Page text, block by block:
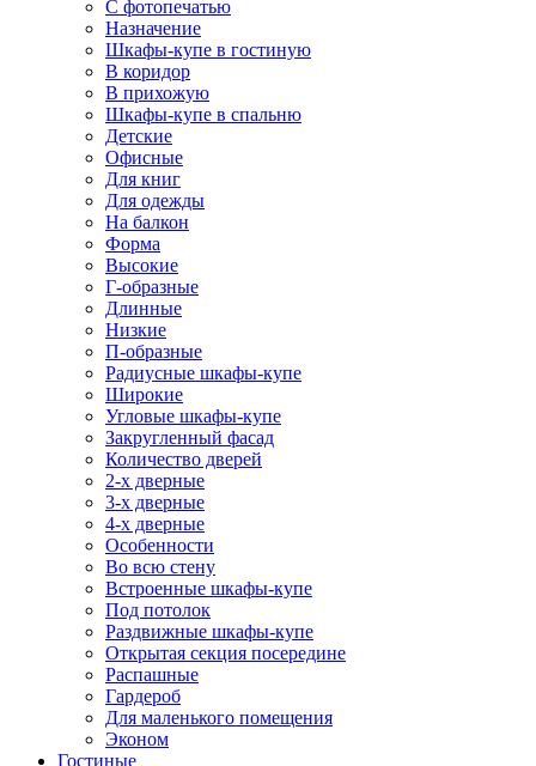
С фотопечатью
Назначение
Шкафы-купе в гостиную
В коридор
В прихожую
Шкафы-купе в спальню
Детские
Офисные
Для книг
Для одежды
На балкон
Форма
Высокие
Г-образные
Длинные
Низкие
П-образные
Радиусные шкафы-купе
Широкие
Угловые шкафы-купе
Закругленный фасад
Количество дверей
2-х дверные
3-х дверные
4-х дверные
Особенности
Во всю стену
Встроенные шкафы-купе
Под потолок
Раздвижные шкафы-купе
Открытая секция посередине
Распашные
Гардероб
Для маленького помещения
Эконом
Гостиные